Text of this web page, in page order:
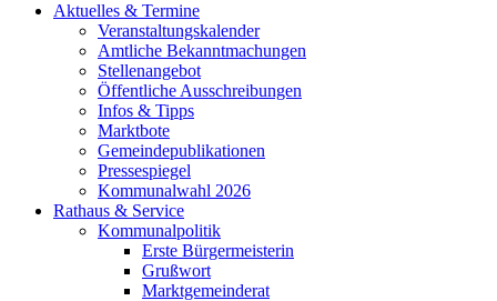
Aktuelles & Termine
Veranstaltungskalender
Amtliche Bekanntmachungen
Stellenangebot
Öffentliche Ausschreibungen
Infos & Tipps
Marktbote
Gemeindepublikationen
Pressespiegel
Kommunalwahl 2026
Rathaus & Service
Kommunalpolitik
Erste Bürgermeisterin
Grußwort
Marktgemeinderat